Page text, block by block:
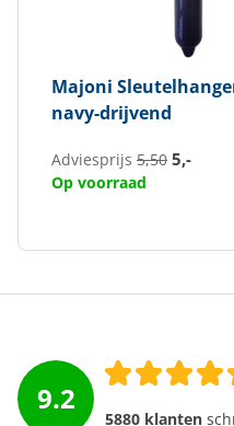
Majoni
navy-drijvend
Adviesprijs 5,50 5,-
Op voorraad
9.2
5880 klanten